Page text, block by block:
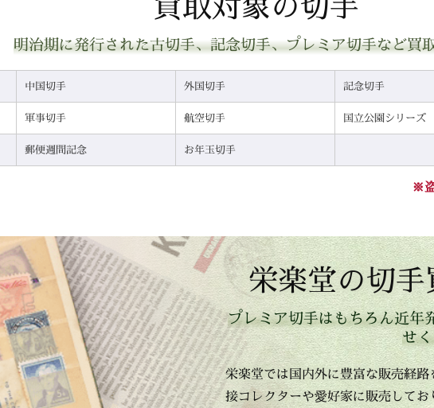
明治期に発行された古切手、記念切手、プレミア切手など買
中国切手 外国切手 記念切手
軍事切手 航空切手 国立公園シリーズ
郵便週間記念 お年玉切手
※
栄楽堂の切
プレミア切手はもちろん近年
せ
栄楽堂では国内外に豊富な販売経
接コレクターや愛好家に販売して